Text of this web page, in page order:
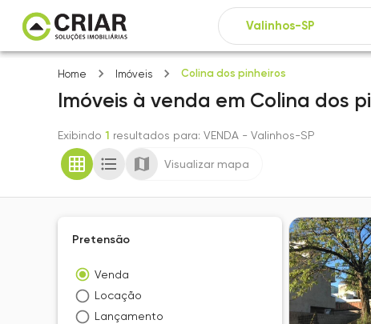
Home Imóveis Colina dos pinheiros
Imóveis à venda em Colina dos
Exibindo 1 resultados para: VENDA - Valinhos-SP
Visualizar mapa
Pretensão
Venda
Locação
Lançamento